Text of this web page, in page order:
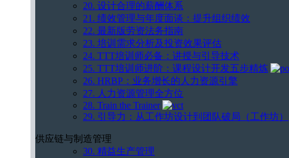
20. 设计合理的薪酬体系
21. 绩效管理与年度面谈：提升组织绩效
22. 最新版劳资法务指南
23. 培训需求分析及投资效果评估
24. TTT培训师必备：讲授与引导技术
25. TTT培训师进阶：课程设计开发五步精炼
26. HRBP：业务增长的人力资源引擎
27. 人力资源管理全方位
28. Train the Trainer
29. 引导力：从工作坊设计到团队破局（工作坊）
供应链与制造管理
30. 精益生产管理